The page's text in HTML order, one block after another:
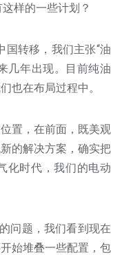
样的一些计划？
转移，我们主张“油
几年出现。目前纯油
也在布局过程中。
置，在前面，既美观
的解决方案，确实把
化时代，我们的电动
问题，我们看到现在
始堆叠一些配置，包